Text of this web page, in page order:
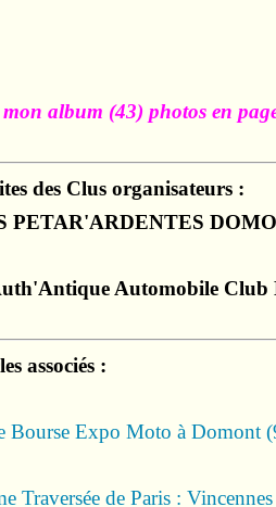
album (43) photos en
des Clus organisateurs :
PETAR'ARDENTES
Automobile Club
associés :
Bourse Expo Moto à Domont
Traversée de Paris :